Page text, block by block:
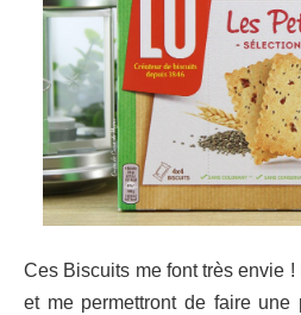
Ces Biscuits me font très envie
et me permettront de faire une